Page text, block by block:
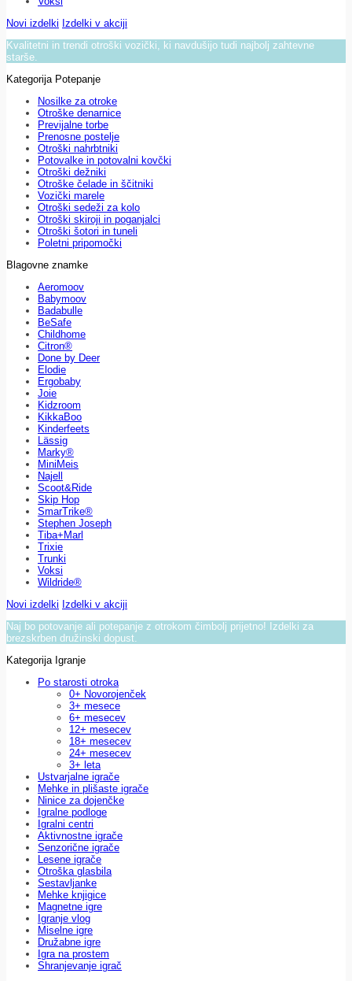
Novi izdelki Izdelki v akciji
Kvalitetni in trendi otroški vozički, ki navdušijo tudi najbolj zahtevne
starše.
Kategorija Potepanje
Nosilke za otroke
Otroške denarnice
Previjalne torbe
Prenosne postelje
Otroški nahrbtniki
Potovalke in potovalni kovčki
Otroški dežniki
Otroške čelade in ščitniki
Vozički marele
Otroški sedeži za kolo
Otroški skiroji in poganjalci
Otroški šotori in tuneli
Poletni pripomočki
Blagovne znamke
Aeromoov
Babymoov
Badabulle
BeSafe
Childhome
Citron®
Done by Deer
Elodie
Ergobaby
Joie
Kidzroom
KikkaBoo
Kinderfeets
Lässig
Marky®
MiniMeis
Najell
Scoot&Ride
Skip Hop
SmarTrike®
Stephen Joseph
Tiba+Marl
Trixie
Trunki
Voksi
Wildride®
Novi izdelki Izdelki v akciji
Naj bo potovanje ali potepanje z otrokom čimbolj prijetno! Izdelki za
brezskrben družinski dopust.
Kategorija Igranje
Po starosti otroka
0+ Novorojenček
3+ mesece
6+ mesecev
12+ mesecev
18+ mesecev
24+ mesecev
3+ leta
Ustvarjalne igrače
Mehke in plišaste igrače
Ninice za dojenčke
Igralne podloge
Igralni centri
Aktivnostne igrače
Senzorične igrače
Lesene igrače
Otroška glasbila
Sestavljanke
Mehke knjigice
Magnetne igre
Igranje vlog
Miselne igre
Družabne igre
Igra na prostem
Shranjevanje igrač